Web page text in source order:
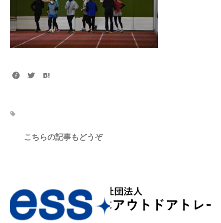
こちらの記事もどうぞ